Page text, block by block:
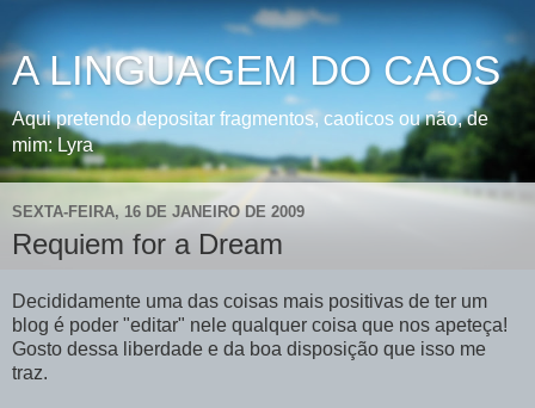
A LINGUAGEM DO CAOS
Aqui pretendo depositar fragmentos, caoticos ou não, de
mim: Lyra
SEXTA-FEIRA, 16 DE JANEIRO DE 2009
Requiem for a Dream
Decididamente uma das coisas mais positivas de ter um
blog é poder "editar" nele qualquer coisa que nos apeteça!
Gosto dessa liberdade e da boa disposição que isso me
traz.